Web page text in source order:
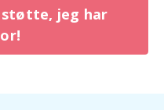
jeg har